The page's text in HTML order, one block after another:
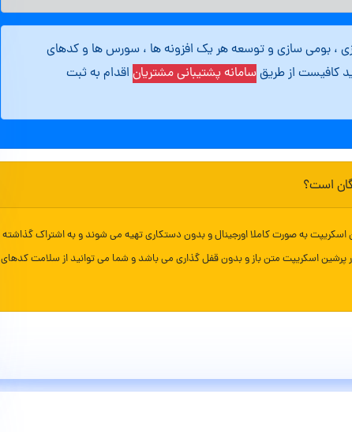
، بومی سازی و توسعه هر یک افزونه ها ، سورس ها و کدهای
کافیست از طریقسامانه پشتیبانی مشتریان اقدام به ثبت
است؟
اسکریپت به صورت کاملا اورجینال و بدون دستکاری تهیه می شوند و به اشتراک گذاشته
اسکریپت متن باز و بدون قفل گذاری می باشد و شما می توانید از سلامت کدهای